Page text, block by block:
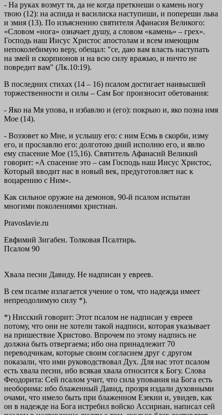
- На руках возмут тя, да не когда преткнеши о камень ногу
твою (12): на аспида и василиска наступиши, и попереши льва
и змия (13). По изъяснению святителя Афанасия Великого:
«Словом «нога» означает душу, а словом «камень» – грех».
Господь наш Иисус Христос апостолам и всем имеющим
непоколебимую веру, обещал: "се, даю вам власть наступать
на змей и скорпионов и на всю силу вражью, и ничто не
повредит вам" (Лк.10:19).
В последних стихах (14 – 16) псалом достигает наивысшей
торжественности и силы – Сам Бог произносит обетования:
- Яко на Мя упова, и избавлю и (его): покрыю и, яко позна имя
Мое (14).
- Воззовет ко Мне, и услышу его: с ним Есмь в скорби, изму
его, и прославлю его: долготою дний исполню его, и явлю
ему спасение Мое (15,16). Святитель Афанасий Великий
говорит: «А спасение это – сам Господь наш Иисус Христос,
Который вводит нас в новый век, предуготовляет нас к
воцарению с Ним».
Как сильное оружие на демонов, 90-й псалом испытан
многими поколениями христиан.
Pravoslavie.ru
Евфимий Зигабен. Толковая Псалтирь.
Псалом 90
Хвала песни Давиду. Не надписан у евреев.
В сем псалме излагается учение о том, что надежда имеет
непреодолимую силу *).
*) Нисский говорит: Этот псалом не надписан у евреев
потому, что они не хотели такой надписи, которая указывает
на пришествие Христово. Впрочем по этому надпись не
должна быть отвергаема; ибо она принадлежит 70
переводчикам, которые своим согласием друг с другом
показали, что ими руководствовал Дух. Для нас этот псалом
есть хвала песни, ибо всякая хвала относится к Богу. Слова
Феодорита: Сей псалом учит, что сила упования на Бога есть
необорима: ибо блаженный Давид, прозря издали духовными
очами, что имело быть при блаженном Езекии и, увидев, как
он в надежде на Бога истребил войско Ассириан, написал сей